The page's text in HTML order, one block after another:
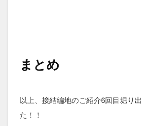
まとめ
以上、接結編地のご紹介6回目堀り
た！！